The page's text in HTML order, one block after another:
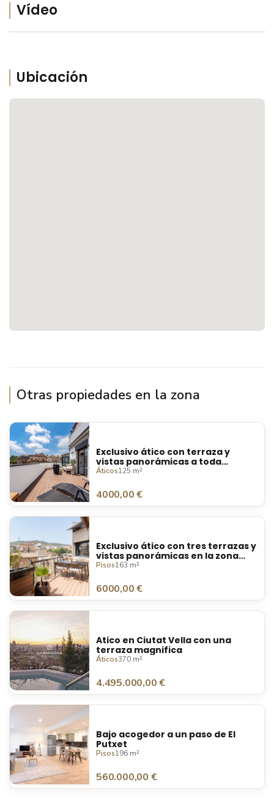
Vídeo
Ubicación
Otras propiedades en la zona
Exclusivo ático con terraza y
vistas panorámicas a toda
Barcelona
Áticos125 m²
4000,00 €
Exclusivo ático con tres terrazas y
vistas panorámicas en la zona
alta
Pisos163 m²
6000,00 €
Atico en Ciutat Vella con una
terraza magnifica
Áticos370 m²
4.495.000,00 €
Bajo acogedor a un paso de El
Putxet
Pisos196 m²
560.000,00 €